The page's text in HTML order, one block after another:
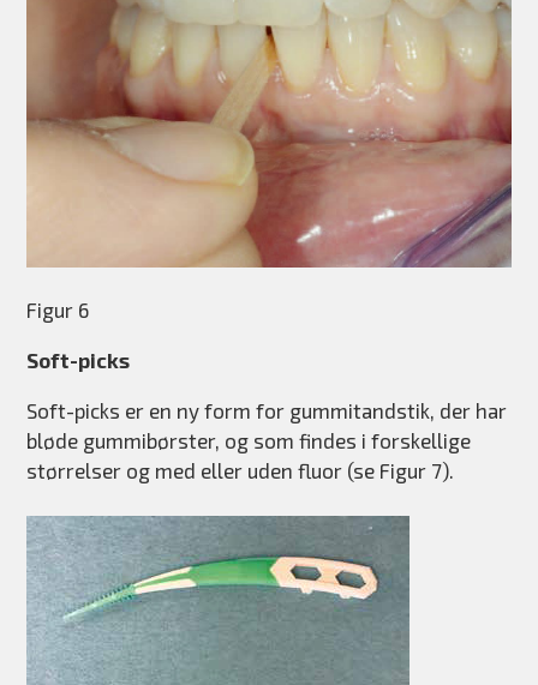
Figur 6
Soft-picks
Soft-picks er en ny form for gummitandstik, der har
bløde gummibørster, og som findes i forskellige
størrelser og med eller uden fluor (se Figur 7).